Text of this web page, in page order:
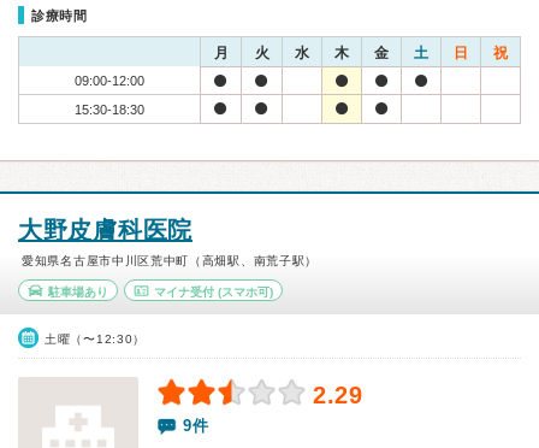
診療時間
月 火 水 木 金 土 日 祝
09:00-12:00
15:30-18:30
大野皮膚科医院
愛知県名古屋市中川区荒中町（高畑駅、南荒子駅）
駐車場あり マイナ受付(スマホ可)
土曜（〜12:30）
2.29
9件